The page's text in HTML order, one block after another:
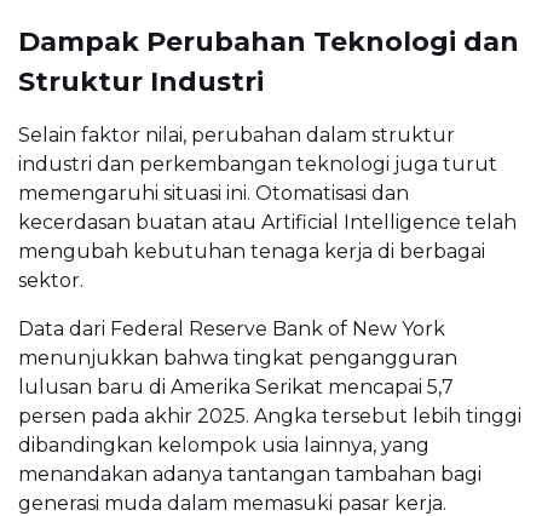
Dampak Perubahan Teknologi dan
Struktur Industri
Selain faktor nilai, perubahan dalam struktur
industri dan perkembangan teknologi juga turut
memengaruhi situasi ini. Otomatisasi dan
kecerdasan buatan atau Artificial Intelligence telah
mengubah kebutuhan tenaga kerja di berbagai
sektor.
Data dari Federal Reserve Bank of New York
menunjukkan bahwa tingkat pengangguran
lulusan baru di Amerika Serikat mencapai 5,7
persen pada akhir 2025. Angka tersebut lebih tinggi
dibandingkan kelompok usia lainnya, yang
menandakan adanya tantangan tambahan bagi
generasi muda dalam memasuki pasar kerja.